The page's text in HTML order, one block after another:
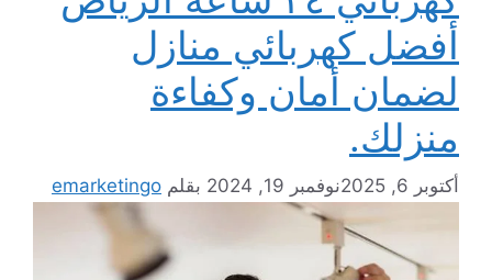
أفضل كهربائي منازل
لضمان أمان وكفاءة
منزلك.
أكتوبر 6, 2025 نوفمبر 19, 2024 بقلم emarketingo